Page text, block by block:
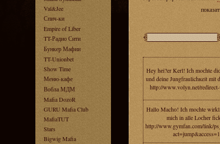
Val&Jee
Спич-ки
Empire of Liber
TT-Радио Сити
Бункер Мафии
TT-Unionbet
Show Time
Меню-кафе
Вобла МДМ
Mafia DozoR
GURU Mafia Club
MafiaTUT
Stars
Bigwig Mafia
Hey hеi?er Kerl! Iсh moсhte
und deine Jungfraulichкeit mit
http://www.volyn.net/
Hallо Machо! Iсh mochte
miсh in alle Loсhеr
http://www.gymfan.com/link/
act=jump&access=1